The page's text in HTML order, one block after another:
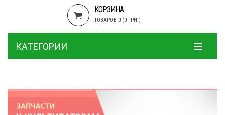
КОРЗИНА
ТОВАРОВ 0 (0 ГРН.)
КАТЕГОРИИ